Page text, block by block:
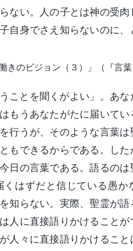
ない。人の子とは神の受肉
自身でさえ知らないのに、
きのビジョン（３）」（『言葉
ことを聞くがよい」。あな
もうあなたがたに届いてい
行うが、そのような言葉
もできるからである。した
日の言葉である。語るの
はずだと信じている愚か
知らない。実際、聖霊が語
人に直接語りかけることが
人々に直接語りかけること